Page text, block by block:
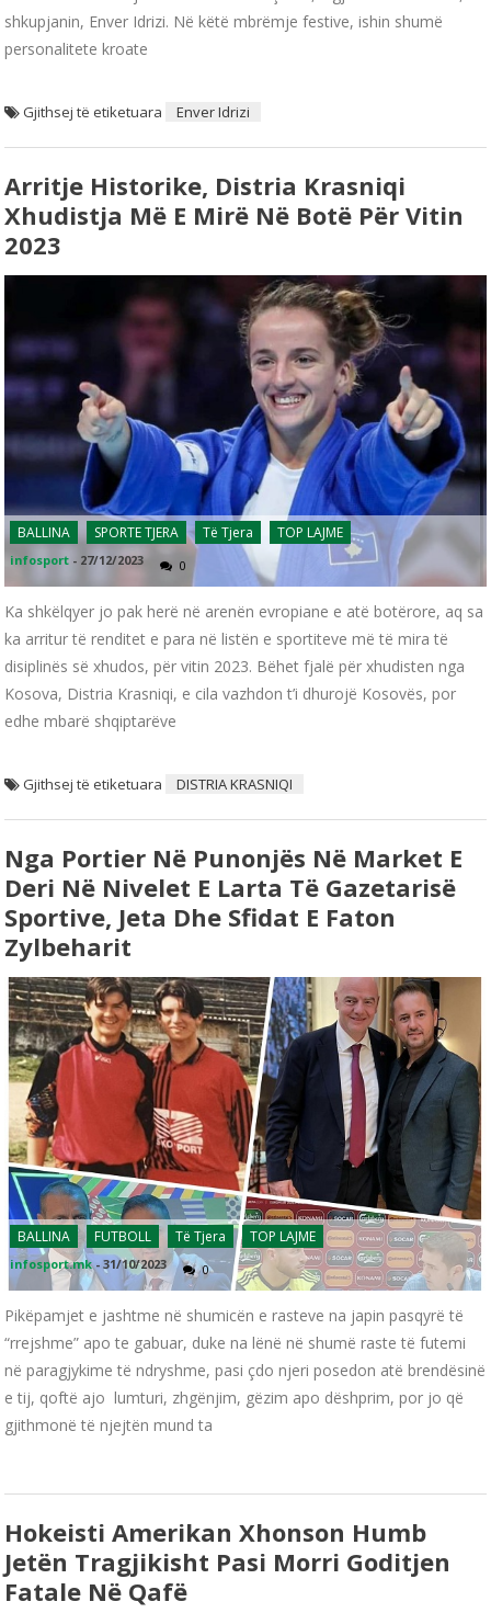
shkupjanin, Enver Idrizi. Në këtë mbrëmje festive, ishin shumë
personalitete kroate
Gjithsej të etiketuara Enver Idrizi
Arritje Historike, Distria Krasniqi
Xhudistja Më E Mirë Në Botë Për Vitin
2023
BALLINA SPORTE TJERA Të Tjera TOP LAJME
infosport - 27/12/2023 0
Ka shkëlqyer jo pak herë në arenën evropiane e atë botërore, aq sa
ka arritur të renditet e para në listën e sportiteve më të mira të
disiplinës së xhudos, për vitin 2023. Bëhet fjalë për xhudisten nga
Kosova, Distria Krasniqi, e cila vazhdon t’i dhurojë Kosovës, por
edhe mbarë shqiptarëve
Gjithsej të etiketuara DISTRIA KRASNIQI
Nga Portier Në Punonjës Në Market E
Deri Në Nivelet E Larta Të Gazetarisë
Sportive, Jeta Dhe Sfidat E Faton
Zylbeharit
BALLINA FUTBOLL Të Tjera TOP LAJME
infosport.mk -31/10/2023 0
Pikëpamjet e jashtme në shumicën e rasteve na japin pasqyrë të
“rrejshme” apo te gabuar, duke na lënë në shumë raste të futemi
në paragjykime të ndryshme, pasi çdo njeri posedon atë brendësinë
e tij, qoftë ajo lumturi, zhgënjim, gëzim apo dëshprim, por jo që
gjithmonë të njejtën mund ta
Hokeisti Amerikan Xhonson Humb
Jetën Tragjikisht Pasi Morri Goditjen
Fatale Në Qafë